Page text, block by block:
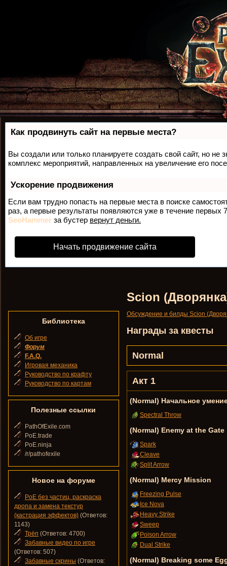
Как продвинуть сайт на первые места?
Вы создали или только планируете создать свой сайт, но не
комплекс мероприятий, направленных на увеличение его
Ускорение продвижения
Если вам трудно попасть на первые места в поиске
раз, а первые результаты появляются уже в течение первых
SeoHammer за бустер вернут деньги.
Начать продвижение сайта
Scion
Обсуждение и билды Scion
Награды за квесты
Normal
Акт 1
(Normal) Начальное
Spectral Throw
(Normal) Enemy at the Gate
Spark
Cleave
Split Arrow
(Normal) Mercy Mission
Freezing Pulse
Ice Nova
Heavy Strike
Sweep
Poison Arrow
Dual Strike
(Normal) Breaking some
Библиотека
Об игре
Форум
F.A.Q.
Игровая механика
Руководство по крафту
Руководство по картам
Полезные ссылки
PathOfExile.com
PoE.trade
PoE.ninja
/r/pathofexile
Новое на форуме
PoE без частиц, раскраска
дропа и замена текстур
(кастрация эффектов) (Ответов:
1143)
Трёп (Ответов: 4700)
Забавные видео по игре
(Ответов: 507)
Забавные скрины (Ответов: